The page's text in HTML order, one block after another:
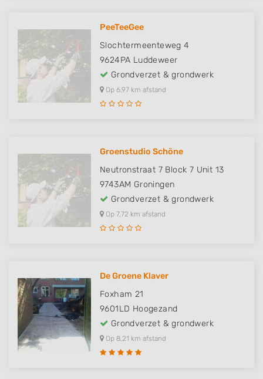
PeeTeeGee
Slochtermeenteweg 4
9624PA Luddeweer
Grondverzet & grondwerk
Op 6,97 km afstand
Groenstudio Schöne
Neutronstraat 7 Block 7 Unit 13
9743AM Groningen
Grondverzet & grondwerk
Op 7,72 km afstand
De Groene Klaver
Foxham 21
9601LD Hoogezand
Grondverzet & grondwerk
Op 8,21 km afstand